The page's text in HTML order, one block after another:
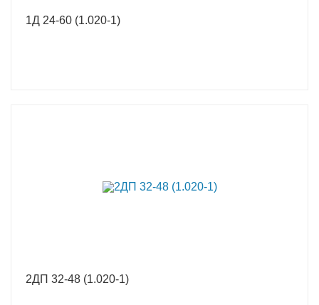
1Д 24-60 (1.020-1)
2ДП 32-48 (1.020-1)